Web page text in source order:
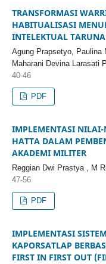
TRANSFORMASI
HABITUALISASI
INTELEKTUAL
Agung Prapsetyo, Paulina
Maharani Devina Larasati
40-46
PDF
IMPLEMENTASI
HATTA DALAM
AKADEMI MILITER
Reggian Dwi Prastya , M
47-56
PDF
IMPLEMENTASI
KAPORSATLAP
FIRST IN FIRST OUT